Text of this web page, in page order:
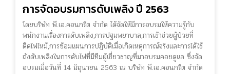
การจัดอบรมการดับเพลิง ปี 2563
โดยบริษัท พี.เอ.คอนกรีต จำกัด ได้จัดให้มีการอบรมให้ความรู้กับ
พนักงานเรื่องการดับเพลิง,การปฐมพยาบาล,การเข้าช่วยผู้ป่วยที่
ติดไฟไหม้,การซ้อมแผนการปฎิบัติเมื่อเกิดเหตุการณ์จริงและการได้ใช้
ถังดับเพลิงในการดับไฟที่มีทีมผู้เชี่ยวชาญที่มาอบรมคอยดูแล ซึ่งจัด
อบรมเมื่อวันที่ 14 มิถุนายน 2563 ณ บริษัท พี.เอ.คอนกรีต จำกัด